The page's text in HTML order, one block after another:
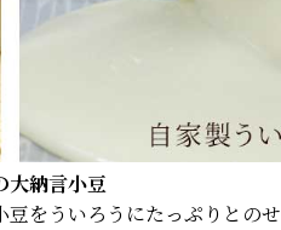
大納言小豆
豆をういろうにたっぷりとのせ